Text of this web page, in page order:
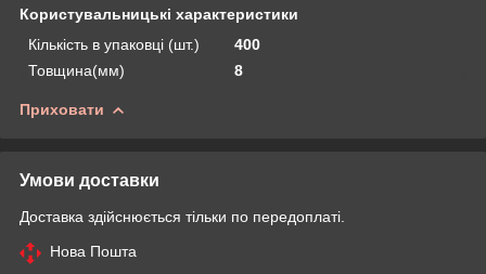
Користувальницькі характеристики
Кількість в упаковці (шт.)
400
Товщина(мм)
8
Приховати
Умови доставки
Доставка здійснюється тільки по передоплаті.
Нова Пошта